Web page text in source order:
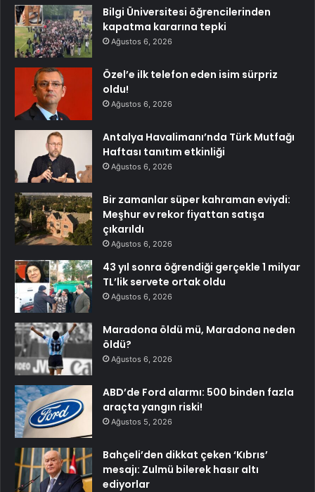
Bilgi Üniversitesi öğrencilerinden
kapatma kararına tepki
Ağustos 6, 2026
Özel’e ilk telefon eden isim sürpriz
oldu!
Ağustos 6, 2026
Antalya Havalimanı’nda Türk Mutfağı
Haftası tanıtım etkinliği
Ağustos 6, 2026
Bir zamanlar süper kahraman eviydi:
Meşhur ev rekor fiyattan satışa
çıkarıldı
Ağustos 6, 2026
43 yıl sonra öğrendiği gerçekle 1 milyar
TL’lik servete ortak oldu
Ağustos 6, 2026
Maradona öldü mü, Maradona neden
öldü?
Ağustos 6, 2026
ABD’de Ford alarmı: 500 binden fazla
araçta yangın riski!
Ağustos 5, 2026
Bahçeli’den dikkat çeken ‘Kıbrıs’
mesajı: Zulmü bilerek hasır altı
ediyorlar